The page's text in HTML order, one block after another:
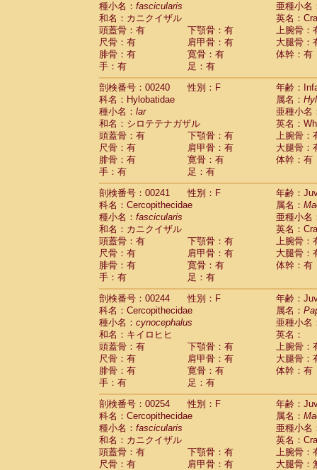
種小名： fascicularis
亜種小名
和名：カニクイザル
英名：
頭蓋骨：有
下顎骨：有
上腕骨：
尺骨：有
肩甲骨：有
大腿骨：
腓骨：有
寛骨：有
体幹：有
手：有
足：有
剖検番号：00240
性別：F
年齢：
科名：Hylobatidae
属名：
種小名： lar
亜種小名
和名：シロテテナガザル
英名：
頭蓋骨：有
下顎骨：有
上腕骨：
尺骨：有
肩甲骨：有
大腿骨：
腓骨：有
寛骨：有
体幹：有
手：有
足：有
剖検番号：00241
性別：F
年齢：
科名：Cercopithecidae
属名：
種小名： fascicularis
亜種小名
和名：カニクイザル
英名：
頭蓋骨：有
下顎骨：有
上腕骨：
尺骨：有
肩甲骨：有
大腿骨：
腓骨：有
寛骨：有
体幹：有
手：有
足：有
剖検番号：00244
性別：F
年齢：
科名：Cercopithecidae
属名：
種小名： cynocephalus
亜種小名
和名：キイロヒヒ
英名：
頭蓋骨：有
下顎骨：有
上腕骨：
尺骨：有
肩甲骨：有
大腿骨：
腓骨：有
寛骨：有
体幹：有
手：有
足：有
剖検番号：00254
性別：F
年齢：
科名：Cercopithecidae
属名：
種小名： fascicularis
亜種小名
和名：カニクイザル
英名：
頭蓋骨：有
下顎骨：有
上腕骨：
尺骨：有
肩甲骨：有
大腿骨：